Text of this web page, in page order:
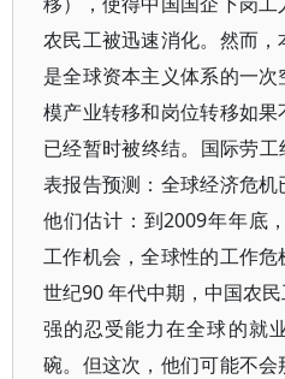
农民工被迅速消化。然而
是全球资本主义体系的一
模产业转移和岗位转移如
已经暂时被终结。国际劳
表报告预测：全球经济危
他们估计：到2009年年底
工作机会，全球性的工作
世纪90 年代中期，中国农
强的忍受能力在全球的就
碗。但这次，他们可能不